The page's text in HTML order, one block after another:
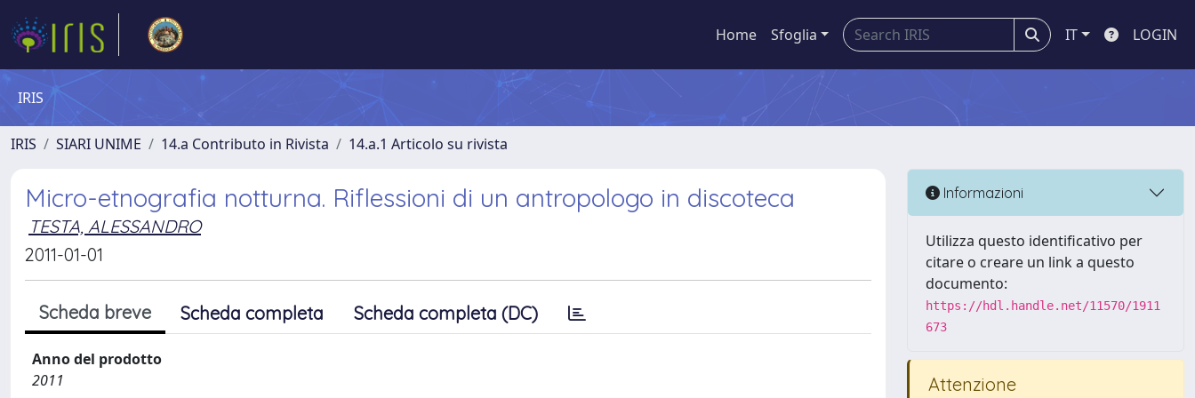
Home Sfoglia IT LOGIN
IRIS
IRIS SIARI UNIME 14.a Contributo in Rivista 14.a.1 Articolo su rivista
Micro-etnografia notturna. Riflessioni di un antropologo in discoteca
TESTA, ALESSANDRO
2011-01-01
Scheda breve Scheda completa Scheda completa (DC)
Anno del prodotto
2011
Informazioni
Utilizza questo identificativo per
citare o creare un link a questo
documento:
https://hdl.handle.net/11570/1911
673
Attenzione